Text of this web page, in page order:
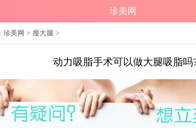
珍美网
珍美网 >瘦大腿 >
动力吸脂手术可以做大腿吸脂吗